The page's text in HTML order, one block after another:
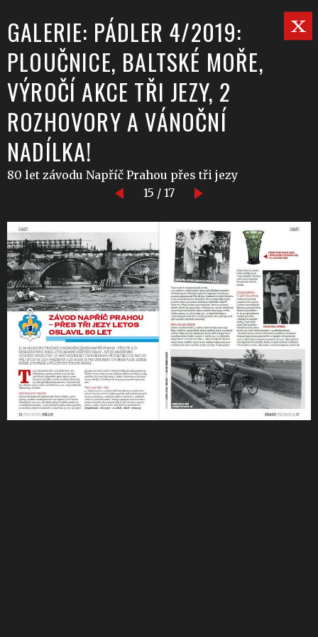
GALERIE: PÁDLER 4/2019:
PLOUČNICE, BALTSKÉ MOŘE,
VÝROČÍ AKCE TŘI JEZY, 2
ROZHOVORY A VÁNOČNÍ
NADÍLKA!
80 let závodu Napříč Prahou přes tři jezy
15 / 17